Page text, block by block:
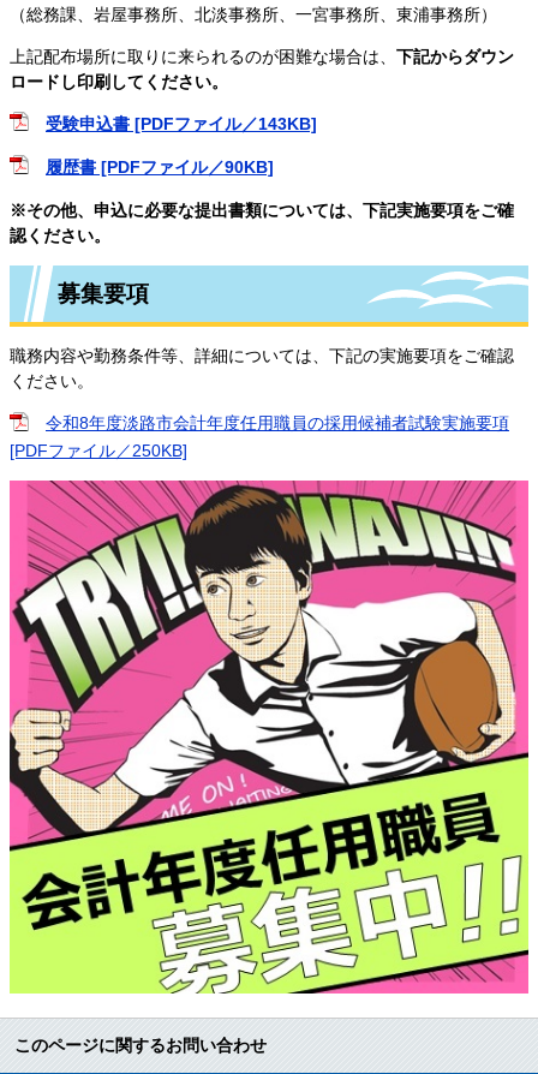
（総務課、岩屋事務所、北淡事務所、一宮事務所、東浦事務所）
上記配布場所に取りに来られるのが困難な場合は、 下記からダウン
ロードし印刷してください。
受験申込書 [PDFファイル／143KB]
履歴書 [PDFファイル／90KB]
※その他、申込に必要な提出書類については、下記実施要項をご確
認ください。
募集要項
職務内容や勤務条件等、詳細については、下記の実施要項をご確認
ください。
令和8年度淡路市会計年度任用職員の採用候補者試験実施要項
[PDFファイル／250KB]
このページに関するお問い合わせ